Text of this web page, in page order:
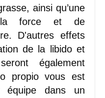
ainsi qu’une
la force et de
D'autres effets
de la libido et
également
propio vous est
équipe dans un